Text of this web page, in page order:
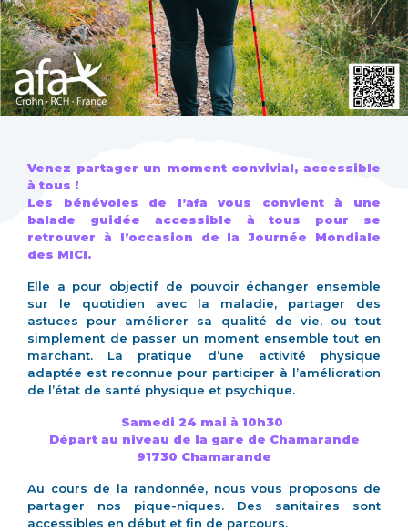
Venez partager un moment convivial, accessible
à tous !
Les bénévoles de l’afa vous convient à une
balade guidée accessible à tous pour se
retrouver à l’occasion de la Journée Mondiale
des MICI.
Elle a pour objectif de pouvoir échanger ensemble
sur le quotidien avec la maladie, partager des
astuces pour améliorer sa qualité de vie, ou tout
simplement de passer un moment ensemble tout en
marchant. La pratique d’une activité physique
adaptée est reconnue pour participer à l’amélioration
de l’état de santé physique et psychique.
Samedi 24 mai à 10h30
Départ au niveau de la gare de Chamarande
91730 Chamarande
Au cours de la randonnée, nous vous proposons de
partager nos pique-niques. Des sanitaires sont
accessibles en début et fin de parcours.